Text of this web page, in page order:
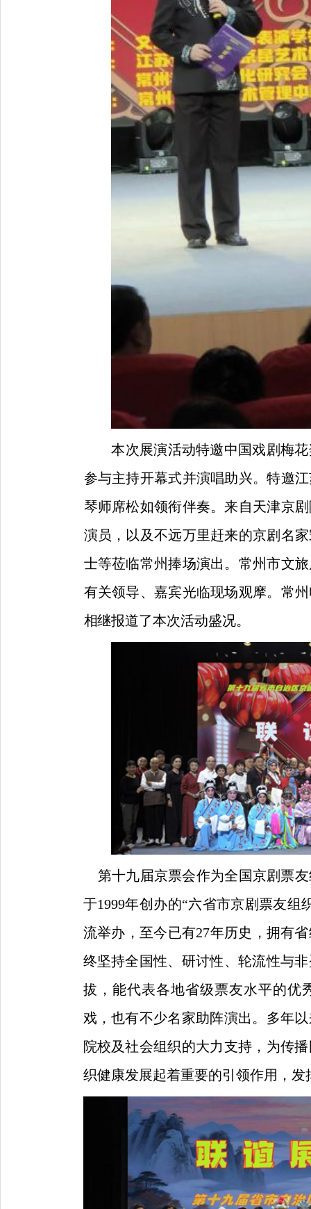
本次展演活动特邀中国戏剧梅
参与主持开幕式并演唱助兴。特邀
琴师席松如领衔伴奏。来自天津京
演员，以及不远万里赶来的京剧名
士等莅临常州捧场演出。常州市文
有关领导、嘉宾光临现场观摩。常
相继报道了本次活动盛况。
第十九届京票会作为全国京剧票
于1999年创办的“六省市京剧票友组
流举办，至今已有27年历史，拥有
终坚持全国性、 研讨性、轮流性与
拔，能代表各地省级票友水平的优
戏，也有不少名家助阵演出 。 多年
院校及社会组织的大力支持，为传
织健康发展起着重要的引领作用，